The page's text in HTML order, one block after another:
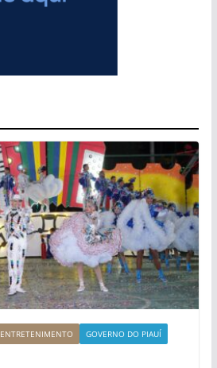
ENTRETENIMENTO
GOVERNO DO PIAUÍ